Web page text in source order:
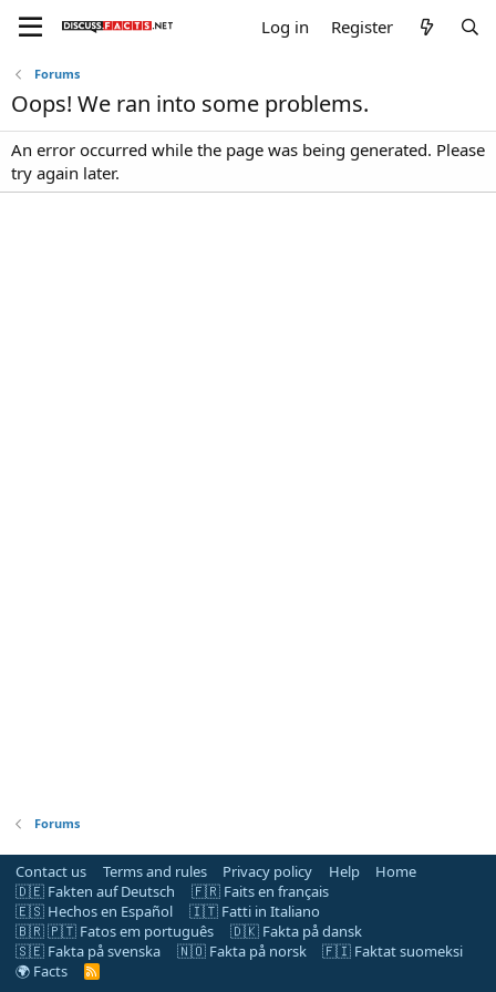
Log in Register
Forums
Oops! We ran into some problems.
An error occurred while the page was being generated. Please
try again later.
Forums
Contact us Terms and rules Privacy policy Help
Home
🇩🇪 Fakten auf Deutsch
🇫🇷 Faits en français
🇪🇸 Hechos en Español
🇮🇹 Fatti in Italiano
🇧🇷 🇵🇹 Fatos em português
🇩🇰 Fakta på dansk
🇸🇪 Fakta på svenska
🇳🇴 Fakta på norsk
🇫🇮 Faktat suomeksi
🌍 Facts
R